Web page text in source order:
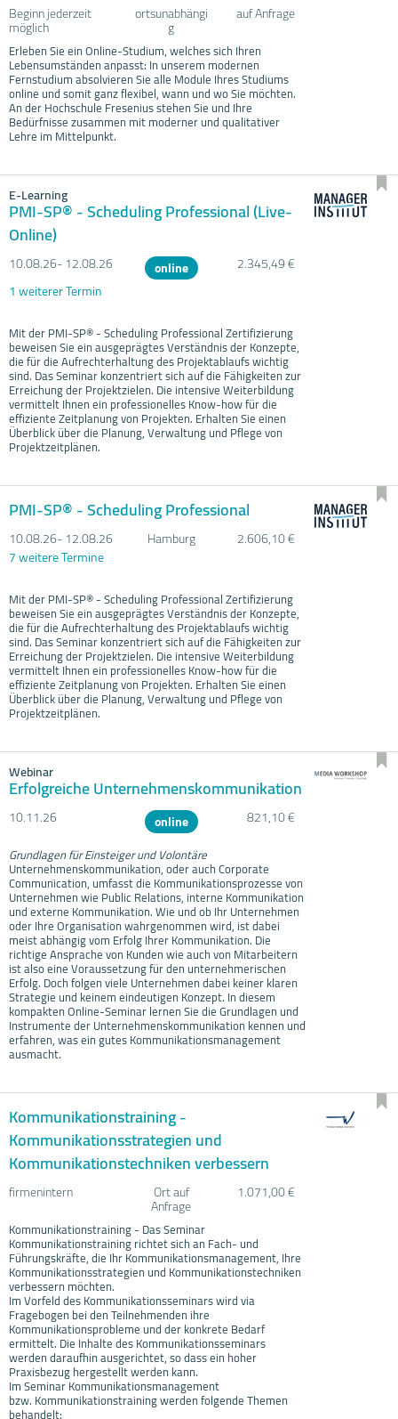
Beginn jederzeit
möglich
ortsunabhängi
g
auf Anfrage
Erleben Sie ein Online-Studium, welches sich Ihren
Lebensumständen anpasst: In unserem modernen
Fernstudium absolvieren Sie alle Module Ihres Studiums
online und somit ganz flexibel, wann und wo Sie möchten.
An der Hochschule Fresenius stehen Sie und Ihre
Bedürfnisse zusammen mit moderner und qualitativer
Lehre im Mittelpunkt.
E-Learning
PMI-SP® - Scheduling Professional (Live-
Online)
10.08.26- 12.08.26 online
2.345,49 €
1 weiterer Termin
Mit der PMI-SP® - Scheduling Professional Zertifizierung
beweisen Sie ein ausgeprägtes Verständnis der Konzepte,
die für die Aufrechterhaltung des Projektablaufs wichtig
sind. Das Seminar konzentriert sich auf die Fähigkeiten zur
Erreichung der Projektzielen. Die intensive Weiterbildung
vermittelt Ihnen ein professionelles Know-how für die
effiziente Zeitplanung von Projekten. Erhalten Sie einen
Überblick über die Planung, Verwaltung und Pflege von
Projektzeitplänen.
PMI-SP® - Scheduling Professional
10.08.26- 12.08.26 Hamburg
2.606,10 €
7 weitere Termine
Mit der PMI-SP® - Scheduling Professional Zertifizierung
beweisen Sie ein ausgeprägtes Verständnis der Konzepte,
die für die Aufrechterhaltung des Projektablaufs wichtig
sind. Das Seminar konzentriert sich auf die Fähigkeiten zur
Erreichung der Projektzielen. Die intensive Weiterbildung
vermittelt Ihnen ein professionelles Know-how für die
effiziente Zeitplanung von Projekten. Erhalten Sie einen
Überblick über die Planung, Verwaltung und Pflege von
Projektzeitplänen.
Webinar
Erfolgreiche Unternehmenskommunikation
10.11.26 online 821,10 €
Grundlagen für Einsteiger und Volontäre
Unternehmenskommunikation, oder auch Corporate
Communication, umfasst die Kommunikationsprozesse von
Unternehmen wie Public Relations, interne Kommunikation
und externe Kommunikation. Wie und ob Ihr Unternehmen
oder Ihre Organisation wahrgenommen wird, ist dabei
meist abhängig vom Erfolg Ihrer Kommunikation. Die
richtige Ansprache von Kunden wie auch von Mitarbeitern
ist also eine Voraussetzung für den unternehmerischen
Erfolg. Doch folgen viele Unternehmen dabei keiner klaren
Strategie und keinem eindeutigen Konzept. In diesem
kompakten Online-Seminar lernen Sie die Grundlagen und
Instrumente der Unternehmenskommunikation kennen und
erfahren, was ein gutes Kommunikationsmanagement
ausmacht.
Kommunikationstraining -
Kommunikationsstrategien und
Kommunikationstechniken verbessern
firmenintern Ort auf
Anfrage
1.071,00 €
Kommunikationstraining - Das Seminar
Kommunikationstraining richtet sich an Fach- und
Führungskräfte, die Ihr Kommunikationsmanagement, Ihre
Kommunikationsstrategien und Kommunikationstechniken
verbessern möchten.
Im Vorfeld des Kommunikationsseminars wird via
Fragebogen bei den Teilnehmenden ihre
Kommunikationsprobleme und der konkrete Bedarf
ermittelt. Die Inhalte des Kommunikationsseminars
werden daraufhin ausgerichtet, so dass ein hoher
Praxisbezug hergestellt werden kann.
Im Seminar Kommunikationsmanagement
bzw. Kommunikationstraining werden folgende Themen
behandelt: